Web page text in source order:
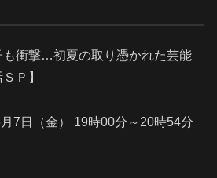
も衝撃…初夏の取り憑かれた芸能
Ｐ】
7日（金） 19時00分～20時54分